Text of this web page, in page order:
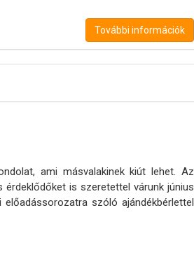
További információk
ami másvalakinek kiút lehet. Az
is szeretettel várunk június
szóló ajándékbérlettel